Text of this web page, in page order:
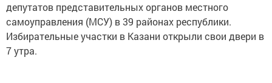
депутатов представительных органов местного
самоуправления (МСУ) в 39 районах республики.
Избирательные участки в Казани открыли свои двери в
7 утра.